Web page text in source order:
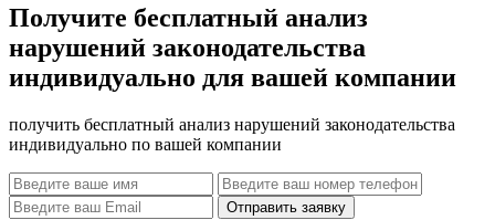
Получите бесплатный анализ
нарушений законодательства
индивидуально для вашей компании
получить бесплатный анализ нарушений законодательства
индивидуально по вашей компании
Отправить заявку